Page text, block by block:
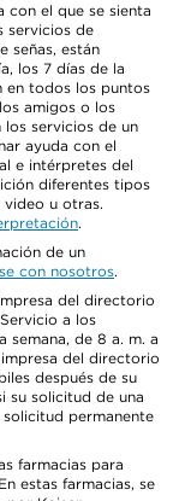
con el que se sienta
servicios de
señas, están
los 7 días de la
en todos los puntos
amigos o los
los servicios de un
ayuda con el
e intérpretes del
diferentes tipos
u otras.
.
de un
con nosotros.
del directorio
a los
semana, de 8 a. m. a
del directorio
después de su
su solicitud de una
permanente
farmacias para
estas farmacias, se